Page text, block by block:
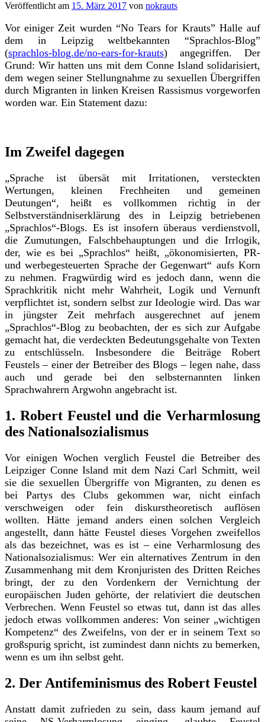
Veröffentlicht am 15. März 2017 von nokrauts
Vor einiger Zeit wurden “No Tears for Krauts” Halle auf
dem in Leipzig weltbekannten “Sprachlos-Blog”
(sprachlos-blog.de/no-ears-for-krauts) angegriffen. Der
Grund: Wir hatten uns mit dem Conne Island solidarisiert,
dem wegen seiner Stellungnahme zu sexuellen Übergriffen
durch Migranten in linken Kreisen Rassismus vorgeworfen
worden war. Ein Statement dazu:
Im Zweifel dagegen
„Sprache ist übersät mit Irritationen, versteckten
Wertungen, kleinen Frechheiten und gemeinen
Deutungen“, heißt es vollkommen richtig in der
Selbstverständniserklärung des in Leipzig betriebenen
„Sprachlos“-Blogs. Es ist insofern überaus verdienstvoll,
die Zumutungen, Falschbehauptungen und die Irrlogik,
der, wie es bei „Sprachlos“ heißt, „ökonomisierten, PR-
und werbegesteuerten Sprache der Gegenwart“ aufs Korn
zu nehmen. Fragwürdig wird es jedoch dann, wenn die
Sprachkritik nicht mehr Wahrheit, Logik und Vernunft
verpflichtet ist, sondern selbst zur Ideologie wird. Das war
in jüngster Zeit mehrfach ausgerechnet auf jenem
„Sprachlos“-Blog zu beobachten, der es sich zur Aufgabe
gemacht hat, die verdeckten Bedeutungsgehalte von Texten
zu entschlüsseln. Insbesondere die Beiträge Robert
Feustels – einer der Betreiber des Blogs – legen nahe, dass
auch und gerade bei den selbsternannten linken
Sprachwahrern Argwohn angebracht ist.
1. Robert Feustel und die Verharmlosung
des Nationalsozialismus
Vor einigen Wochen verglich Feustel die Betreiber des
Leipziger Conne Island mit dem Nazi Carl Schmitt, weil
sie die sexuellen Übergriffe von Migranten, zu denen es
bei Partys des Clubs gekommen war, nicht einfach
verschweigen oder fein diskurstheoretisch auflösen
wollten. Hätte jemand anders einen solchen Vergleich
angestellt, dann hätte Feustel dieses Vorgehen zweifellos
als das bezeichnet, was es ist – eine Verharmlosung des
Nationalsozialismus: Wer ein alternatives Zentrum in den
Zusammenhang mit dem Kronjuristen des Dritten Reiches
bringt, der zu den Vordenkern der Vernichtung der
europäischen Juden gehörte, der relativiert die deutschen
Verbrechen. Wenn Feustel so etwas tut, dann ist das alles
jedoch etwas vollkommen anderes: Von seiner „wichtigen
Kompetenz“ des Zweifelns, von der er in seinem Text so
großspurig spricht, ist zumindest dann nichts zu bemerken,
wenn es um ihn selbst geht.
2. Der Antifeminismus des Robert Feustel
Anstatt damit zufrieden zu sein, dass kaum jemand auf